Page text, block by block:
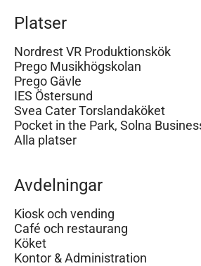
Platser
Nordrest VR Produktionskök
Prego Musikhögskolan
Prego Gävle
IES Östersund
Svea Cater Torslandaköket
Pocket in the Park, Solna
Alla platser
Avdelningar
Kiosk och vending
Café och restaurang
Köket
Kontor & Administration